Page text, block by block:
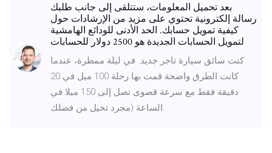
بعد تحميل المعلومات، ستتلقى إلى جانب طلبك
رسالة إلكترونية تحتوي على مزيد من الإرشادات حول
كيفية تمويل حسابك. الحد الأدنى للودائع الهامشية
لتمويل الحسابات الجديدة هو 2500 دولار للحسابات
كنت سائق سيارة تاجر جديد. في ليلة ممطرة، عندما
كانت الطرق واضحة قمت بها رحلة 100 ميل في 20
دقيقة فقط مع سرعة قصوى تصل إلى 150 ميلا في
الساعة (مجرد تخيل من فضلك.